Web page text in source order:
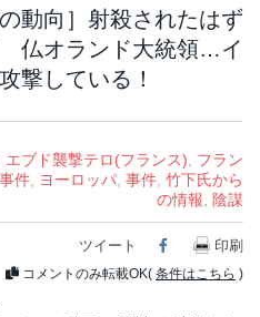
動向］射殺されたはず
オランド大統領…イ
撃している！
エブド襲撃テロ(フランス)
フラン
件 ヨーロッパ 事件 竹下氏から
の情報
陰謀
ツイート Facebook
印刷
コメントのみ転載OK( 条件はこちら )